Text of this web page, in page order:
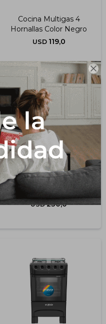

Cocina Multigas 4
Hornallas Color Negro
USD 119,0
Anafe De Empotrar 4
Hornallas Negro
USD 230,0